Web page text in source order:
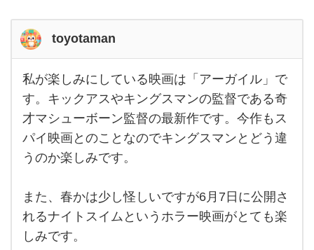
私は
映画
で
は
ゴー
ス
ト
バ
ス
ター
ズ
toyotaman
私が
楽し
みに
して
いる
映画
は
「ア
ル」
で
す。
キッ
クア
私が楽しみにしている映画は「アーガイル」で
す。キックアスやキングスマンの監督である奇
才マシューボーン監督の最新作です。今作もス
パイ映画とのことなのでキングスマンとどう違
うのか楽しみです。
また、春かは少し怪しいですが6月7日に公開さ
れるナイトスイムというホラー映画がとても楽
しみです。